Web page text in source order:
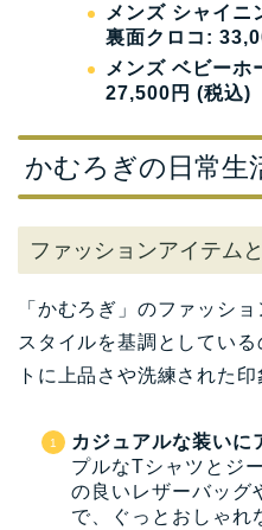
メンズ シャイニ
裏面クロコ:
メンズ ベビーホ
27,500円 (税込)
かむろぎの日常生
ファッションアイテム
「かむろぎ」のファッシ
スタイルを基調としてい
トに上品さや洗練された印
カジュアルな装いに
プルなTシャツとジ
の良いレザーバッグ
で、ぐっとおしゃれ